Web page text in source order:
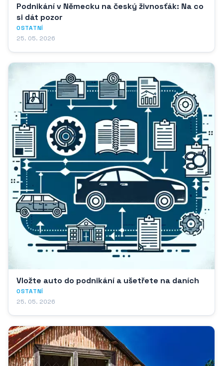
Podnikání v Německu na český živnosťák: Na co
si dát pozor
OSTATNÍ
25. 05. 2026
Vložte auto do podnikání a ušetřete na daních
OSTATNÍ
25. 05. 2026